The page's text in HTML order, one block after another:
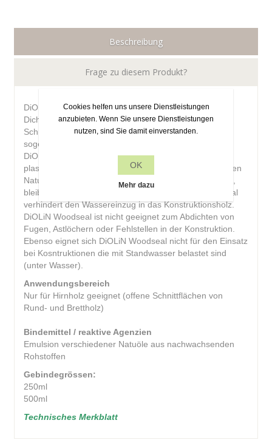
Beschreibung
Frage zu diesem Produkt?
DiOLiN Woodseal ist eine wasserbasierte, pastöse
Dichtungsmasse zum abdichten von offenen
Schnittflächen bei Rund- und Bretthölzern, den
sogenannten Hirnholz. Nach der Applikation trocknet
DiOLiN Woodseal zu einer transparenten und
plastoelastischen Schicht auf. Aufgrund der verwendeten
Naturöl-Kombination aus nachwachsenden Rohstoffen,
bleibt der natürliche Holzton erhalten. DiOLiN Woodseal
verhindert den Wassereinzug in das Konstruktionsholz.
DiOLiN Woodseal ist nicht geeignet zum Abdichten von
Fugen, Astlöchern oder Fehlstellen in der Konstruktion.
Ebenso eignet sich DiOLiN Woodseal nicht für den Einsatz
bei Kosntruktionen die mit Standwasser belastet sind
(unter Wasser).
Anwendungsbereich
Nur für Hirnholz geeignet (offene Schnittflächen von
Rund- und Brettholz)
Bindemittel / reaktive Agenzien
Emulsion verschiedener Natuöle aus nachwachsenden
Rohstoffen
Gebindegrössen:
250ml
500ml
Technisches Merkblatt
Cookies helfen uns unsere Dienstleistungen
anzubieten. Wenn Sie unsere Dienstleistungen
nutzen, sind Sie damit einverstanden.
OK
Mehr dazu